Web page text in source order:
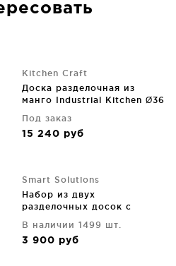
Kitchen Craft
Доска разделочная из
манго Industrial Kitchen Ø36
Под заказ
15 240 руб
Smart Solutions
Набор из двух
разделочных досок с
40X31 / 36X25 CM
В наличии 1499 шт.
3 900 руб